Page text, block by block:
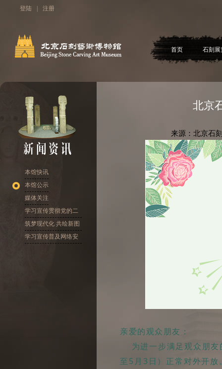
登陆 注册
首页 石刻展
本馆快讯
本馆公示
媒体关注
学习宣传贯彻党的二
十大精神
筑梦现代化 共绘新图
景
学习宣传普及网络安
北京
来源：北京
亲爱的观众朋友：
为进一步满足观众朋友
至5月3日）正常对外开